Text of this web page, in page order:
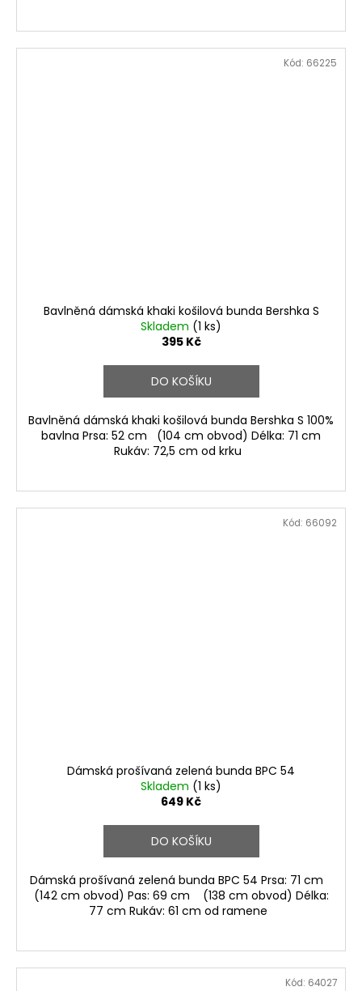
Bavlněná dámská khaki košilová bunda Bershka S
Skladem (1 ks)
395 Kč
DO KOŠÍKU
Bavlněná dámská khaki košilová bunda Bershka S 100%
bavlna Prsa: 52 cm (104 cm obvod) Délka: 71 cm
Rukáv: 72,5 cm od krku
Kód: 66225
Dámská prošívaná zelená bunda BPC 54
Skladem (1 ks)
649 Kč
DO KOŠÍKU
Dámská prošívaná zelená bunda BPC 54 Prsa: 71 cm
(142 cm obvod) Pas: 69 cm (138 cm obvod) Délka:
77 cm Rukáv: 61 cm od ramene
Kód: 66092
Kód: 64027